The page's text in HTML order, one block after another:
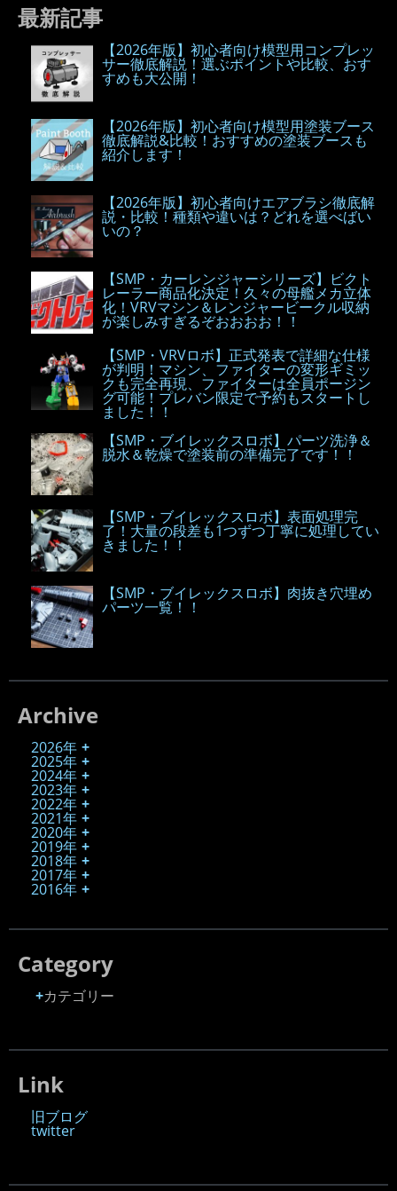
最新記事
【2026年版】初心者向け模型用コンプレッ
サー徹底解説！選ぶポイントや比較、おす
すめも大公開！
【2026年版】初心者向け模型用塗装ブース
徹底解説&比較！おすすめの塗装ブースも
紹介します！
【2026年版】初心者向けエアブラシ徹底解
説・比較！種類や違いは？どれを選べばい
いの？
【SMP・カーレンジャーシリーズ】ビクト
レーラー商品化決定！久々の母艦メカ立体
化！VRVマシン＆レンジャービークル収納
が楽しみすぎるぞおおおお！！
【SMP・VRVロボ】正式発表で詳細な仕様
が判明！マシン、ファイターの変形ギミッ
クも完全再現、ファイターは全員ポージン
グ可能！プレバン限定で予約もスタートし
ました！！
【SMP・ブイレックスロボ】パーツ洗浄＆
脱水＆乾燥で塗装前の準備完了です！！
【SMP・ブイレックスロボ】表面処理完
了！大量の段差も1つずつ丁寧に処理してい
きました！！
【SMP・ブイレックスロボ】肉抜き穴埋め
パーツ一覧！！
Archive
2026年
2025年
2024年
2023年
2022年
2021年
2020年
2019年
2018年
2017年
2016年
Category
カテゴリー
Link
旧ブログ
twitter